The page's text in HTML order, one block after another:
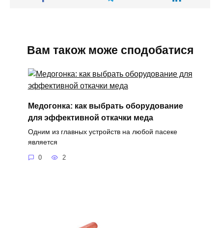
Вам також може сподобатися
Медогонка: как выбрать оборудование
для эффективной откачки меда
Одним из главных устройств на любой пасеке
является
0 2